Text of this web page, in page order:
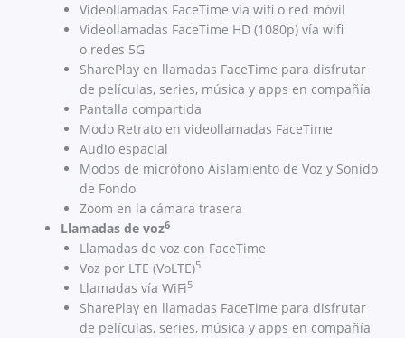
Videollamadas FaceTime vía wifi o red móvil
Videollamadas FaceTime HD (1080p) vía wifi
o redes 5G
SharePlay en llamadas FaceTime para disfrutar
de películas, series, música y apps en compañía
Pantalla compartida
Modo Retrato en videollamadas FaceTime
Audio espacial
Modos de micrófono Aislamiento de Voz y Sonido
de Fondo
Zoom en la cámara trasera
Llamadas de voz6
Llamadas de voz con FaceTime
Voz por LTE (VoLTE)5
Llamadas vía WiFi5
SharePlay en llamadas FaceTime para disfrutar
de películas, series, música y apps en compañía